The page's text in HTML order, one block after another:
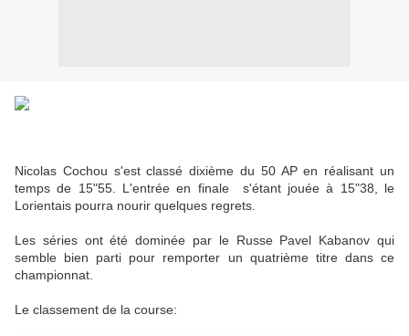
Nicolas Cochou s'est classé dixième du 50 AP en réalisant un
temps de 15"55. L'entrée en finale s'étant jouée à 15"38, le
Lorientais pourra nourir quelques regrets.
Les séries ont été dominée par le Russe Pavel Kabanov qui
semble bien parti pour remporter un quatrième titre dans ce
championnat.
Le classement de la course: